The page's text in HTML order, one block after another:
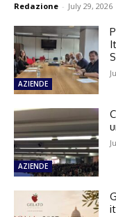
Redazione - July 29, 2026
AZIENDE
AZIENDE